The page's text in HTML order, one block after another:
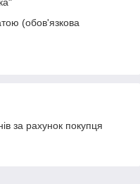
(обов'язкова
за рахунок покупця